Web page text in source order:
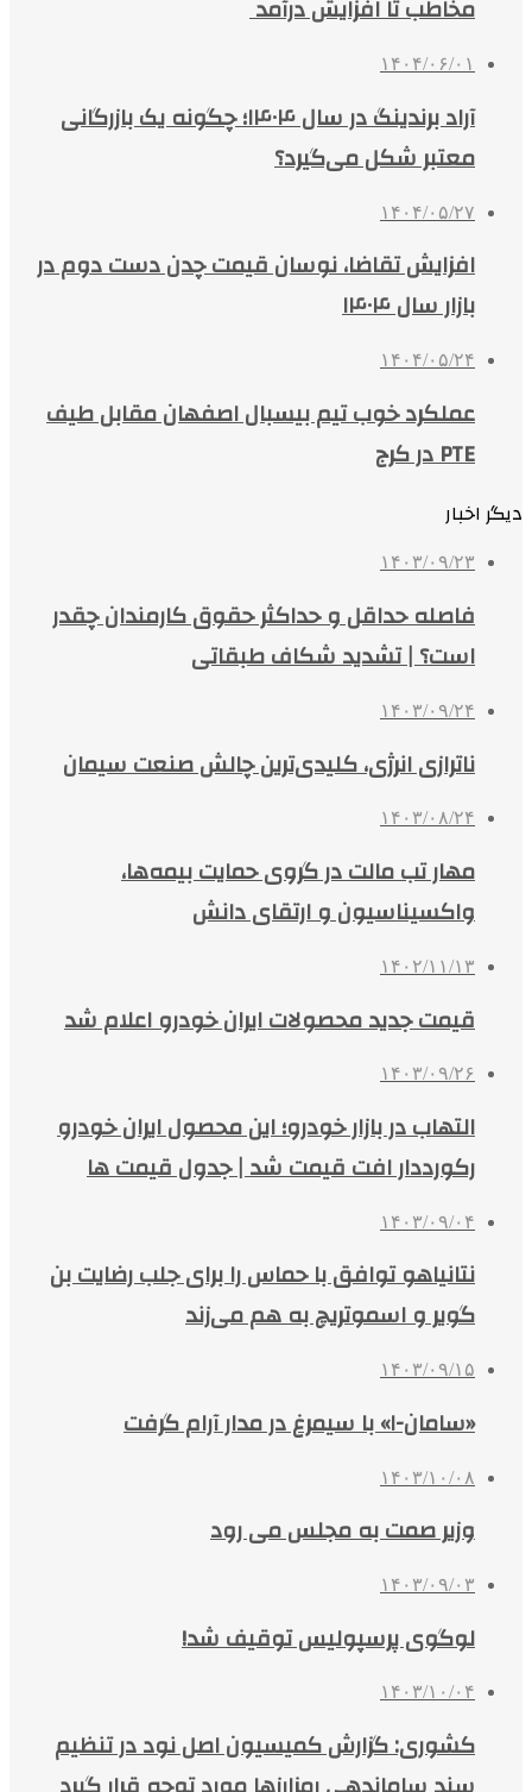
مخاطب تا افزایش درآمد
۱۴۰۴/۰۶/۰۱
آراد برندینگ در سال ۱۴۰۴؛ چگونه یک بازرگانی
معتبر شکل می‌گیرد؟
۱۴۰۴/۰۵/۲۷
افزایش تقاضا، نوسان قیمت چدن دست دوم در
بازار سال ۱۴۰۴
۱۴۰۴/۰۵/۲۴
عملکرد خوب تیم بیسبال اصفهان مقابل طیف
PTE در کرج
دیگر اخبار
۱۴۰۳/۰۹/۲۳
فاصله حداقل‌ و حداکثر حقوق کارمندان چقدر
است؟ | تشدید شکاف طبقاتی
۱۴۰۳/۰۹/۲۴
ناترازی‌ انرژی، کلیدی‌ترین چالش صنعت سیمان
۱۴۰۳/۰۸/۲۴
مهار تب مالت در گروی حمایت بیمه‌ها،
واکسیناسیون و ارتقای دانش
۱۴۰۲/۱۱/۱۳
قیمت جدید محصولات ایران خودرو اعلام شد
۱۴۰۳/۰۹/۲۶
التهاب در بازار خودرو؛ این محصول ایران خودرو
رکورددار افت قیمت شد | جدول قیمت ها
۱۴۰۳/۰۹/۰۴
نتانیاهو توافق با حماس را برای جلب رضایت بن
گویر و اسموتریچ به هم می‌زند
۱۴۰۳/۰۹/۱۵
«سامان-۱» با سیمرغ در مدار آرام گرفت
۱۴۰۳/۱۰/۰۸
وزیر صمت به مجلس می رود
۱۴۰۳/۰۹/۰۳
لوگوی پرسپولیس توقیف شد!
۱۴۰۳/۱۰/۰۴
کشوری: گزارش کمیسیون اصل نود در تنظیم